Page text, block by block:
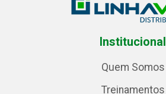
Institucional
Quem Somos
Treinamentos